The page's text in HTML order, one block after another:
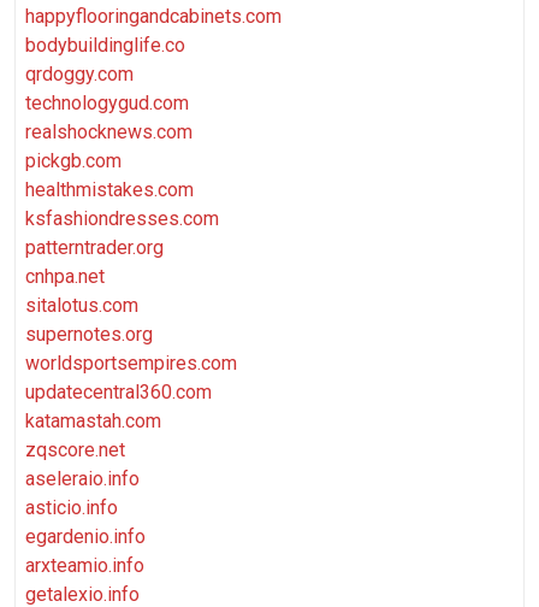
happyflooringandcabinets.com
bodybuildinglife.co
qrdoggy.com
technologygud.com
realshocknews.com
pickgb.com
healthmistakes.com
ksfashiondresses.com
patterntrader.org
cnhpa.net
sitalotus.com
supernotes.org
worldsportsempires.com
updatecentral360.com
katamastah.com
zqscore.net
aseleraio.info
asticio.info
egardenio.info
arxteamio.info
getalexio.info